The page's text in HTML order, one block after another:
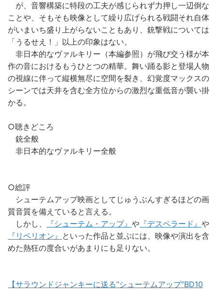
が、音響構築に特段の工夫が感じられず力押し一辺倒な
ことや、そもそも映像として繰り広げられる戦闘それ自体
がいまいち盛り上がらないこともあり、銃撃戦については
「うるせえ！」以上の印象はない。
非日本的なヴァルキリー（本編参照）が飛び交う様が本
作の音におけるもうひとつの精華。舞い踊る影と登場人物
の視線に伴って縦横無尽に空間を裂き、幻覚度マックスの
シーンでは天井を含む全方位からの激烈な重低音が襲い掛
かる。
○聴きどころ
銃全般
非日本的なヴァルキリー全般
○総評
シューテムアップ映画としてじゅうぶんすぎるほどの画
質音質を備えていると言える。
しかし、
『シューテム・アップ』 や 『デスペラード』 や
『リベリオン』 といった作品と並ぶには、映像や演出を含
めた熱狂の度合いがあまりにも足りない。
【サラウンドジャンキーに送る“シューテムアップ”BD10